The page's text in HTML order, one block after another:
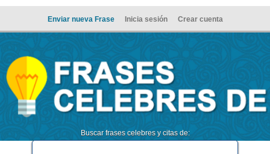
Enviar nueva Frase Inicia sesión Crear cuenta
Buscar frases celebres y citas de: